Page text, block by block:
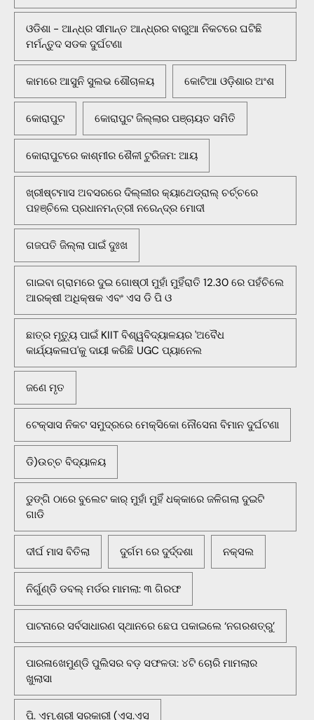
ଓଡିଶା - ଆନ୍ଧ୍ର ସୀମାନ୍ତ ଆନ୍ଧ୍ରର ବାରୁଆ ନିକଟରେ ଘଟିଛି
ମର୍ମନ୍ତୁଦ ସଡକ ଦୁର୍ଘଟଣା
କାମରେ ଆସୁନି ସୁଲଭ ଶୌଚାଳୟ କୋଟିଆ ଓଡ଼ିଶାର ଅଂଶ
କୋରାପୁଟ କୋରାପୁଟ ଜିଲ୍ଲାର ପଞ୍ଚାୟତ ସମିତି
କୋରାପୁଟରେ କାଶ୍ମୀର ଶୈଳୀ ଟୁରିଜମ: ଆୟ
ଖ୍ରୀଷ୍ଟମାସ ଅବସରରେ ଦିଲ୍ଲୀର କ୍ୟାଥେଡ୍ରାଲ୍ ଚର୍ଚ୍ଚରେ
ପହଞ୍ଚିଲେ ପ୍ରଧାନମନ୍ତ୍ରୀ ନରେନ୍ଦ୍ର ମୋଦୀ
ଗଜପତି ଜିଲ୍ଲା ପାଇଁ ଦୁଃଖ
ଗାଇବା ଗ୍ରାମରେ ଦୁଇ ଗୋଷ୍ଠୀ ମୁହାଁ ମୁହିଁରାତି 12.30 ରେ ପହଁଚିଲେ
ଆରକ୍ଷୀ ଅଧିକ୍ଷକ ଏବଂ ଏସ ଡି ପି ଓ
ଛାତ୍ର ମୃତ୍ୟୁ ପାଇଁ KIIT ବିଶ୍ୱବିଦ୍ୟାଳୟର 'ଅବୈଧ
କାର୍ଯ୍ୟକଳାପ'କୁ ଦାୟୀ କରିଛି UGC ପ୍ୟାନେଲ
ଜଣେ ମୃତ
ଟେକ୍ସାସ ନିକଟ ସମୁଦ୍ରରେ ମେକ୍ସିକୋ ନୌସେନା ବିମାନ ଦୁର୍ଘଟଣା
ଡି)ଉଚ୍ଚ ବିଦ୍ୟାଳୟ
ଡୁଙ୍ଗି ଠାରେ ବୁଲେଟ କାର୍ ମୁହାଁ ମୁହିଁ ଧକ୍କାରେ ଜଳିଗଲା ଦୁଇଟି
ଗାଡି
ଦୀର୍ଘ ମାସ ବିତିଲା ଦୁର୍ଗମ ରେ ଦୁର୍ଦ୍ଦଶା ନକ୍ସଲ
ନିର୍ଗୁଣ୍ଡି ଡବଲ୍ ମର୍ଡର ମାମଲା: ୩ ଗିରଫ
ପାଟନାରେ ସର୍ବସାଧାରଣ ସ୍ଥାନରେ ଛେପ ପକାଇଲେ ‘ନଗରଶତ୍ରୁ’
ପାରଳାଖେମୁଣ୍ଡି ପୁଲିସର ବଡ଼ ସଫଳତା: ୪ଟି ଚୋରି ମାମଲାର
ଖୁଲାସା
ପି. ଏମ୍.ଶ୍ରୀ ସରକାରୀ (ଏସ.ଏସ